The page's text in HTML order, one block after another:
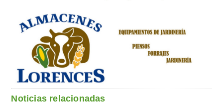
Noticias relacionadas